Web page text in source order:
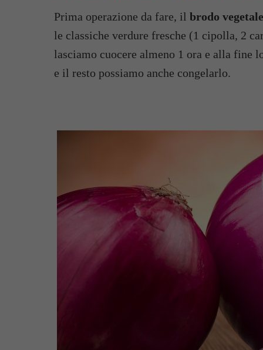
Prima operazione da fare, il brodo
le classiche verdure fresche (1 cipolla, 2
lasciamo cuocere almeno 1 ora e alla
e il resto possiamo anche congelarlo.